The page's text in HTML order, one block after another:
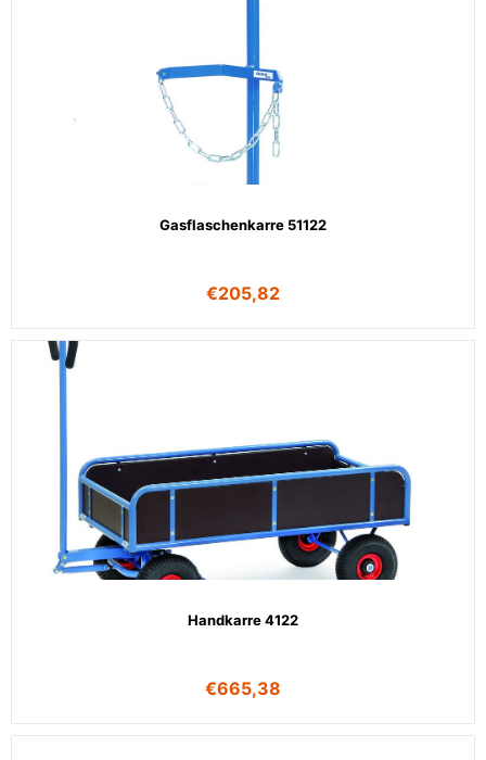
Gasflaschenkarre 51122
€205,82
Handkarre 4122
€665,38